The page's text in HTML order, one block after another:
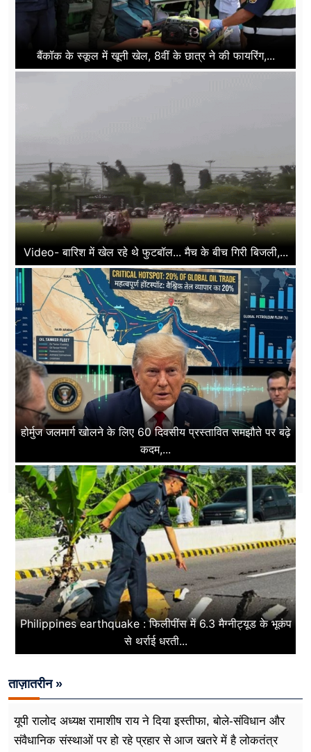
बैंकॉक के स्कूल में खूनी खेल, 8वीं के छात्र ने की फायरिंग,...
Video- बारिश में खेल रहे थे फुटबॉल... मैच के बीच गिरी बिजली,...
होर्मुज जलमार्ग खोलने के लिए 60 दिवसीय प्रस्तावित समझौते पर बढ़े
कदम,...
Philippines earthquake : फिलीपींस में 6.3 मैग्नीट्यूड के भूकंप
से थर्राई धरती...
ताज़ातरीन »
यूपी रालोद अध्यक्ष रामाशीष राय ने दिया इस्तीफा, बोले-संविधान और
संवैधानिक संस्थाओं पर हो रहे प्रहार से आज खतरे में है लोकतंत्र